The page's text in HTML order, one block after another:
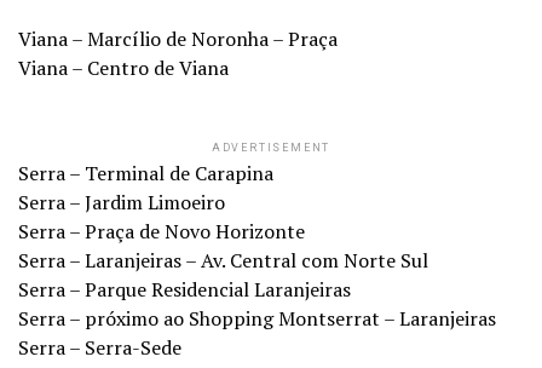
Viana – Marcílio de Noronha – Praça
Viana – Centro de Viana
ADVERTISEMENT
Serra – Terminal de Carapina
Serra – Jardim Limoeiro
Serra – Praça de Novo Horizonte
Serra – Laranjeiras – Av. Central com Norte Sul
Serra – Parque Residencial Laranjeiras
Serra – próximo ao Shopping Montserrat – Laranjeiras
Serra – Serra-Sede